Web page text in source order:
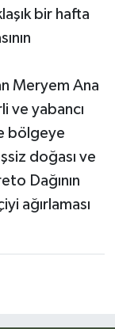
bir hafta
Meryem Ana
ve yabancı
bölgeye
doğası ve
Dağının
ağırlaması